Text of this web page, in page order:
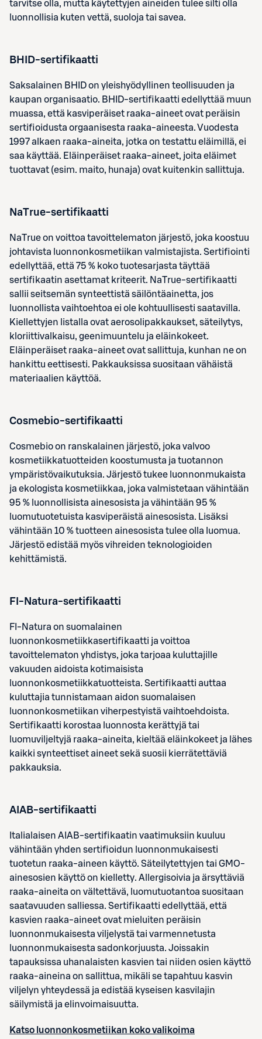
tarvitse olla, mutta käytettyjen aineiden tulee silti olla
luonnollisia kuten vettä, suoloja tai savea.
BHID-sertifikaatti
Saksalainen BHID on yleishyödyllinen teollisuuden ja
kaupan organisaatio. BHID-sertifikaatti edellyttää muun
muassa, että kasviperäiset raaka-aineet ovat peräisin
sertifioidusta orgaanisesta raaka-aineesta. Vuodesta
1997 alkaen raaka-aineita, jotka on testattu eläimillä, ei
saa käyttää. Eläinperäiset raaka-aineet, joita eläimet
tuottavat (esim. maito, hunaja) ovat kuitenkin sallittuja.
NaTrue-sertifikaatti
NaTrue on voittoa tavoittelematon järjestö, joka koostuu
johtavista luonnonkosmetiikan valmistajista. Sertifiointi
edellyttää, että 75 % koko tuotesarjasta täyttää
sertifikaatin asettamat kriteerit. NaTrue-sertifikaatti
sallii seitsemän synteettistä säilöntäainetta, jos
luonnollista vaihtoehtoa ei ole kohtuullisesti saatavilla.
Kiellettyjen listalla ovat aerosolipakkaukset, säteilytys,
kloriittivalkaisu, geenimuuntelu ja eläinkokeet.
Eläinperäiset raaka-aineet ovat sallittuja, kunhan ne on
hankittu eettisesti. Pakkauksissa suositaan vähäistä
materiaalien käyttöä.
Cosmebio-sertifikaatti
Cosmebio on ranskalainen järjestö, joka valvoo
kosmetiikkatuotteiden koostumusta ja tuotannon
ympäristövaikutuksia. Järjestö tukee luonnonmukaista
ja ekologista kosmetiikkaa, joka valmistetaan vähintään
95 % luonnollisista ainesosista ja vähintään 95 %
luomutuotetuista kasviperäistä ainesosista. Lisäksi
vähintään 10 % tuotteen ainesosista tulee olla luomua.
Järjestö edistää myös vihreiden teknologioiden
kehittämistä.
FI-Natura-sertifikaatti
FI-Natura on suomalainen
luonnonkosmetiikkasertifikaatti ja voittoa
tavoittelematon yhdistys, joka tarjoaa kuluttajille
vakuuden aidoista kotimaisista
luonnonkosmetiikkatuotteista. Sertifikaatti auttaa
kuluttajia tunnistamaan aidon suomalaisen
luonnonkosmetiikan viherpestyistä vaihtoehdoista.
Sertifikaatti korostaa luonnosta kerättyjä tai
luomuviljeltyjä raaka-aineita, kieltää eläinkokeet ja lähes
kaikki synteettiset aineet sekä suosii kierrätettäviä
pakkauksia.
AIAB-sertifikaatti
Italialaisen AIAB-sertifikaatin vaatimuksiin kuuluu
vähintään yhden sertifioidun luonnonmukaisesti
tuotetun raaka-aineen käyttö. Säteilytettyjen tai GMO-
ainesosien käyttö on kielletty. Allergisoivia ja ärsyttäviä
raaka-aineita on vältettävä, luomutuotantoa suositaan
saatavuuden salliessa. Sertifikaatti edellyttää, että
kasvien raaka-aineet ovat mieluiten peräisin
luonnonmukaisesta viljelystä tai varmennetusta
luonnonmukaisesta sadonkorjuusta. Joissakin
tapauksissa uhanalaisten kasvien tai niiden osien käyttö
raaka-aineina on sallittua, mikäli se tapahtuu kasvin
viljelyn yhteydessä ja edistää kyseisen kasvilajin
säilymistä ja elinvoimaisuutta.
Katso luonnonkosmetiikan koko valikoima